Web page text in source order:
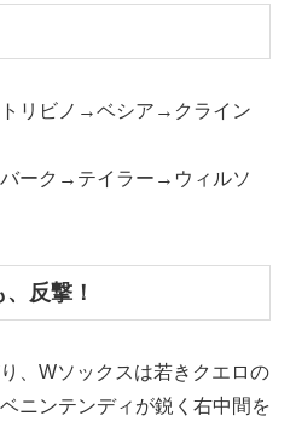
トリビノ→ベシア→クライン
ーク→テイラー→ウィルソ
反撃！
、Wソックスは若きクエロの
ニンテンディが鋭く右中間を